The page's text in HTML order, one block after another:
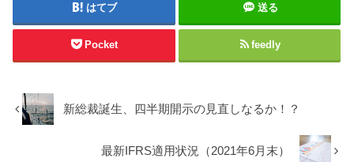
はてブ 送る
Pocket feedly
新総裁誕生、四半期開示の見直しなるか！？
最新IFRS適用状況（2021年6月末）